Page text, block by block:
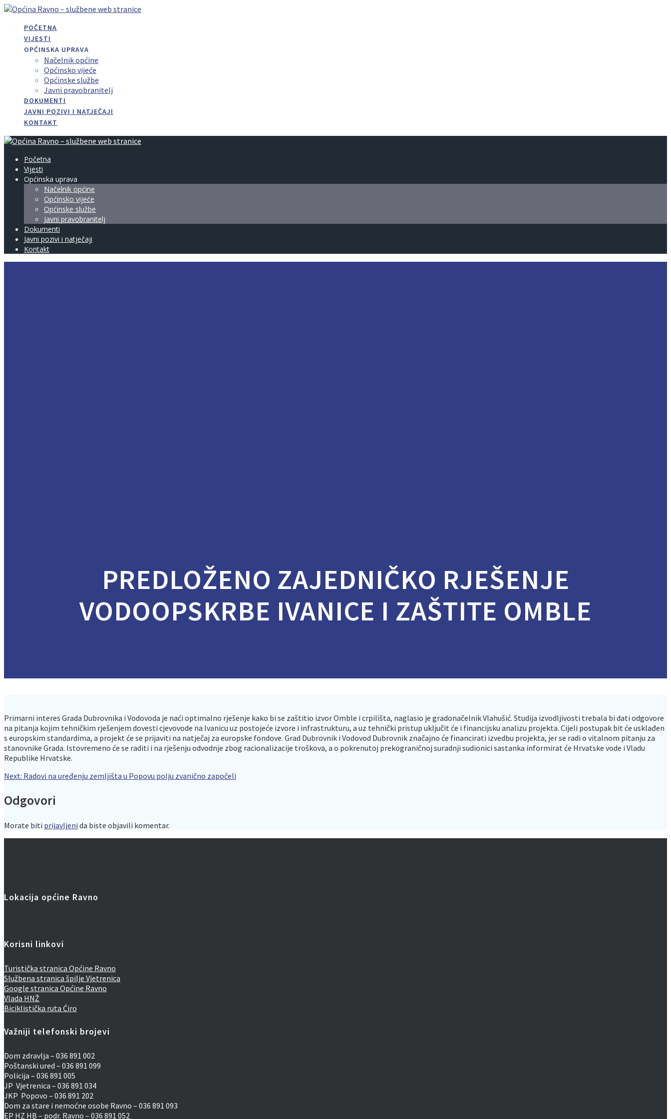
Skip
contentPOČETNA
VIJESTI
OPĆINSKA UPRAVA
Načelnik općine
Općinsko vijeće
Općinske službe
Javni pravobranitelj
DOKUMENTI
JAVNI POZIVI I NATJEČAJI
KONTAKT
Početna
Vijesti
Općinska uprava
Načelnik općine
Općinsko vijeće
Općinske službe
Javni pravobranitelj
Dokumenti
Javni pozivi i natječaji
Kontakt
PREDLOŽENO ZAJEDNIČKO RJEŠENJE
VODOOPSKRBE IVANICE I ZAŠTITE OMBLE
Primarni interes Grada Dubrovnika i Vodovoda je naći optimalno rješenje kako bi se zaštitio izvor Omble i crpilišta, naglasio je gradonačelnik Vlahušić. Studija izvodljivosti trebala bi dati odgovore
na pitanja kojim tehničkim rješenjem dovesti cjevovode na Ivanicu uz postojeće izvore i infrastrukturu, a uz tehnički pristup uključit će i financijsku analizu projekta. Cijeli postupak bit će usklađen
s europskim standardima, a projekt će se prijaviti na natječaj za europske fondove. Grad Dubrovnik i Vodovod Dubrovnik značajno će financirati izvedbu projekta, jer se radi o vitalnom pitanju za
stanovnike Grada. Istovremeno će se raditi i na rješenju odvodnje zbog racionalizacije troškova, a o pokrenutoj prekograničnoj suradnji sudionici sastanka informirat će Hrvatske vode i Vladu
Republike Hrvatske.
Navigacija
objava
Next: Next
Radovi na uređenju zemljišta u Popovu polju zvanično započeli
Odgovori
Morate biti prijavljeni da biste objavili komentar.
Lokacija općine Ravno
Korisni linkovi
Turistička stranica Općine Ravno
Službena stranica špilje Vjetrenica
Google stranica Općine Ravno
Vlada HNŽ
Biciklistička ruta Ćiro
Važniji telefonski brojevi
Dom zdravlja – 036 891 002
Poštanski ured – 036 891 099
Policija – 036 891 005
JP Vjetrenica – 036 891 034
JKP Popovo – 036 891 202
Dom za stare i nemoćne osobe Ravno – 036 891 093
EP HZ HB – podr. Ravno – 036 891 052